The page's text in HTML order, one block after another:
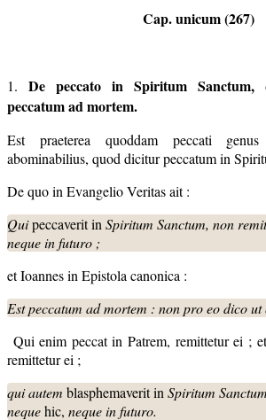
Cap. unicum (267)
1. De peccato in Spiritum
peccatum admortem.
Est praeterea quoddam peccati
abominabilius, quod dicitur peccatum in
De quo in Evangelio Veritas ait :
Quipeccaverit in Spiritum Sanctum, non
neque in futuro ;
et Ioannes in Epistola canonica :
Est peccatum ad mortem : non pro eo dico ut
Qui enim peccat in Patrem, remittetur ei ;
remittetur ei ;
qui autem blasphemaverit in Spiritum
nequehic, neque in futuro.